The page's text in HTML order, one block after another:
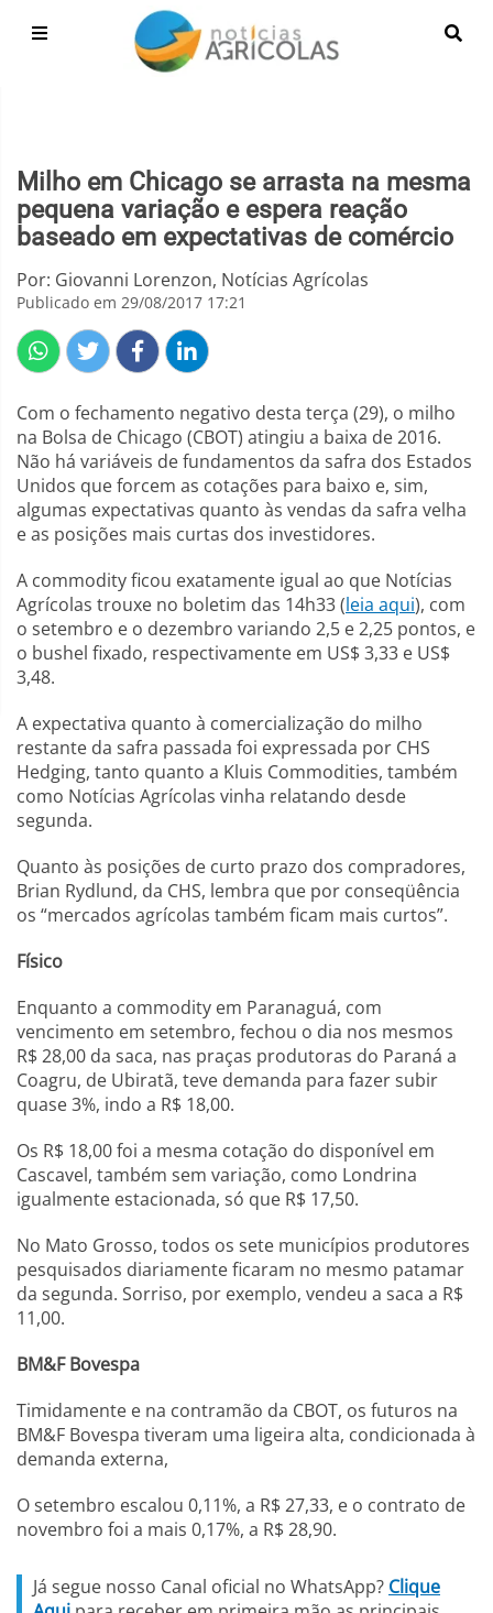
Milho em Chicago se arrasta na mesma
pequena variação e espera reação
baseado em expectativas de comércio
Por: Giovanni Lorenzon, Notícias Agrícolas
Publicado em 29/08/2017 17:21
Com o fechamento negativo desta terça (29), o milho
na Bolsa de Chicago (CBOT) atingiu a baixa de 2016.
Não há variáveis de fundamentos da safra dos Estados
Unidos que forcem as cotações para baixo e, sim,
algumas expectativas quanto às vendas da safra velha
e as posições mais curtas dos investidores.
A commodity ficou exatamente igual ao que Notícias
Agrícolas trouxe no boletim das 14h33 (leia aqui), com
o setembro e o dezembro variando 2,5 e 2,25 pontos, e
o bushel fixado, respectivamente em US$ 3,33 e US$
3,48.
A expectativa quanto à comercialização do milho
restante da safra passada foi expressada por CHS
Hedging, tanto quanto a Kluis Commodities, também
como Notícias Agrícolas vinha relatando desde
segunda.
Quanto às posições de curto prazo dos compradores,
Brian Rydlund, da CHS, lembra que por conseqüência
os “mercados agrícolas também ficam mais curtos”.
Físico
Enquanto a commodity em Paranaguá, com
vencimento em setembro, fechou o dia nos mesmos
R$ 28,00 da saca, nas praças produtoras do Paraná a
Coagru, de Ubiratã, teve demanda para fazer subir
quase 3%, indo a R$ 18,00.
Os R$ 18,00 foi a mesma cotação do disponível em
Cascavel, também sem variação, como Londrina
igualmente estacionada, só que R$ 17,50.
No Mato Grosso, todos os sete municípios produtores
pesquisados diariamente ficaram no mesmo patamar
da segunda. Sorriso, por exemplo, vendeu a saca a R$
11,00.
BM&F Bovespa
Timidamente e na contramão da CBOT, os futuros na
BM&F Bovespa tiveram uma ligeira alta, condicionada à
demanda externa,
O setembro escalou 0,11%, a R$ 27,33, e o contrato de
novembro foi a mais 0,17%, a R$ 28,90.
Já segue nosso Canal oficial no WhatsApp? Clique